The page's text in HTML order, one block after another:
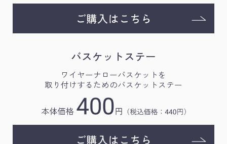
バスケットステー
ワイヤーナローバスケットを
取り付けするためのバスケットステー